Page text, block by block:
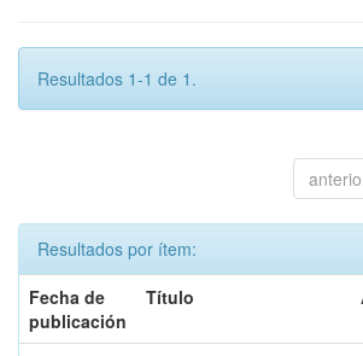
Resultados 1-1 de 1.
Resultados por ítem:
Fecha de
publicación
Título